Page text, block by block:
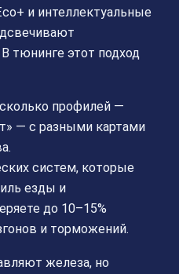
и интеллектуальные
тюнинге этот подход
профилей —
— с разными картами
систем, которые
езды и
до 10–15%
и торможений.
железа, но